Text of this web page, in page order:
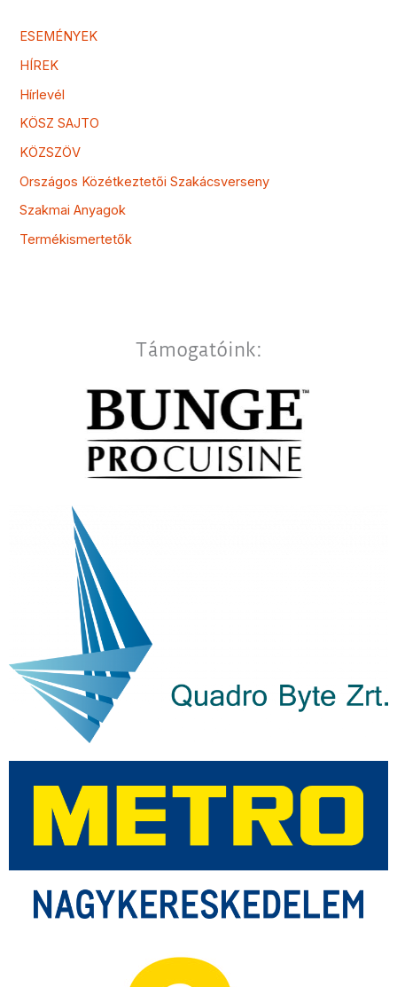
ESEMÉNYEK
HÍREK
Hírlevél
KÖSZ SAJTO
KÖZSZÖV
Országos Közétkeztetői Szakácsverseny
Szakmai Anyagok
Termékismertetők
Támogatóink: